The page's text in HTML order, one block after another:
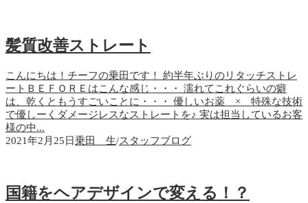
髪質改善ストレート
こんにちは！チーフの乗田です！ 約半年ぶりのリタッチストレ
ートＢＥＦＯＲＥはこんな感じ・・・ 濡れてこれぐらいの癖
は、乾くともうすごいことに・・・ 優しいお薬 × 特殊な技術
で優しーくダメージレスなストレートを♪ 実は担当しているお客
様の中...
2021年2月25日乗田 生/スタッフブログ
国籍をヘアデザインで変える！？